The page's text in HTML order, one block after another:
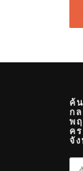
ค้
ก
พ
ค
จั
ค้น